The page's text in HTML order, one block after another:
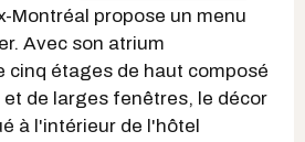
Montréal propose un menu
Avec son atrium
cinq étages de haut composé
et de larges fenêtres, le décor
à l'intérieur de l'hôtel